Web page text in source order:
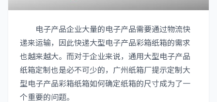
电子产品企业大量的电子产品需要通过物流快
递来运输，因此快递大型电子产品彩箱纸箱的需求
也越来越大。而对于企业来说，通用大型电子产品
纸箱定制也是必不可少的，广州纸箱厂提示定制大
型电子产品彩箱纸箱如何确定纸箱的尺寸成为了一
个重要的问题。